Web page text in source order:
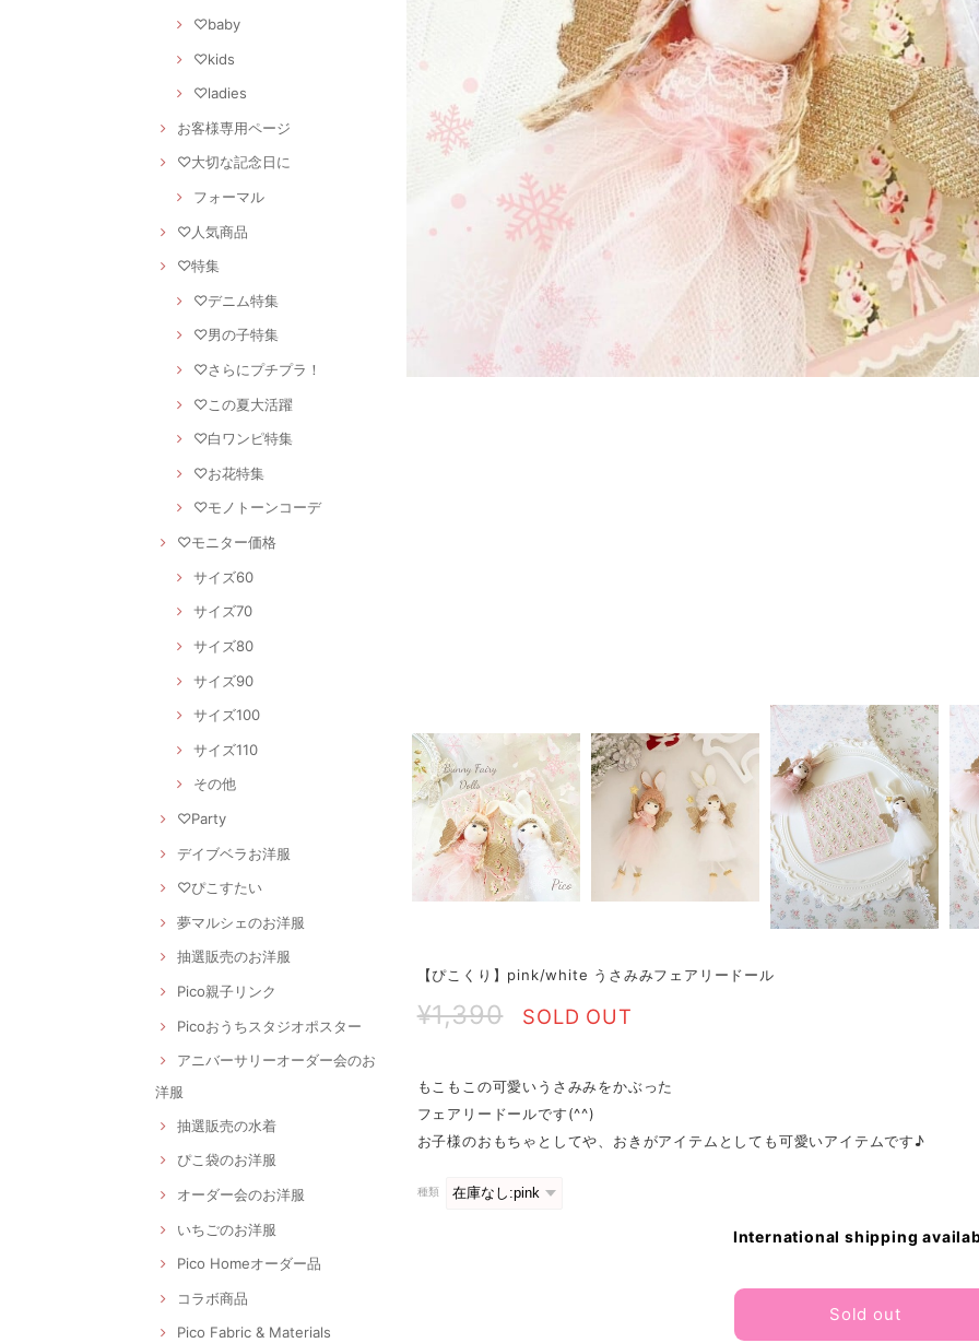
♡baby
♡kids
♡ladies
お客様専用ページ
♡大切な記念日に
フォーマル
♡人気商品
♡特集
♡デニム特集
♡男の子特集
♡さらにプチプラ！
♡この夏大活躍
♡白ワンピ特集
♡お花特集
♡モノトーンコーデ
♡モニター価格
サイズ60
サイズ70
サイズ80
サイズ90
サイズ100
サイズ110
その他
♡Party
デイブベラお洋服
♡ぴこすたい
夢マルシェのお洋服
抽選販売のお洋服
Pico親子リンク
Picoおうちスタジオポスター
アニバーサリーオーダー会のお
洋服
抽選販売の水着
ぴこ袋のお洋服
オーダー会のお洋服
いちごのお洋服
Pico Homeオーダー品
コラボ商品
Pico Fabric & Materials
【ぴこくり】pink/white うさみみフェアリードール
¥1,390 SOLD OUT
もこもこの可愛いうさみみをかぶった
フェアリードールです(^^)
お子様のおもちゃとしてや、おきがアイテムとしても可愛いアイテムです♪
種類
International shipping
Sold out